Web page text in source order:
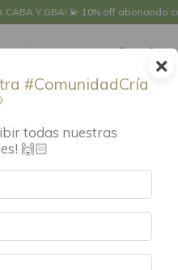
Y GBA! 💫 10% off abonando con
×
#ComunidadCría
todas nuestras
🙌🏻